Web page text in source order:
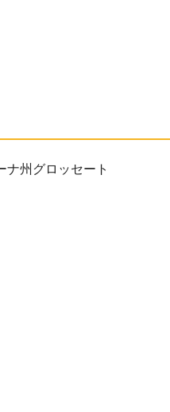
ナ州グロッセート